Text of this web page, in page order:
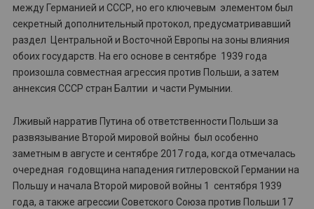
между Германией и СССР, но его ключевым элементом был
секретный дополнительный протокол, предусматривавший
раздел Центральной и Восточной Европы на зоны влияния
обоих государств. На его основе в сентябре 1939 года
произошла совместная агрессия против Польши, а затем
аннексия СССР стран Балтии и части Румынии.
Лживый нарратив Путина об ответственности Польши за
развязывание Второй мировой войны был особенно
заметным в августе и сентябре 2017 года, когда отмечалась
очередная годовщина нападения гитлеровской Германии на
Польшу и начала Второй мировой войны 1 сентября 1939
года, а также агрессии Советского Союза против Польши 17